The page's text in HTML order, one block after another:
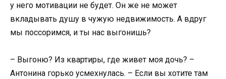
у него мотивации не будет. Он же не может
вкладывать душу в чужую недвижимость. А вдруг
мы поссоримся, и ты нас выгонишь?
– Выгоню? Из квартиры, где живет моя дочь? –
Антонина горько усмехнулась. – Если вы хотите там